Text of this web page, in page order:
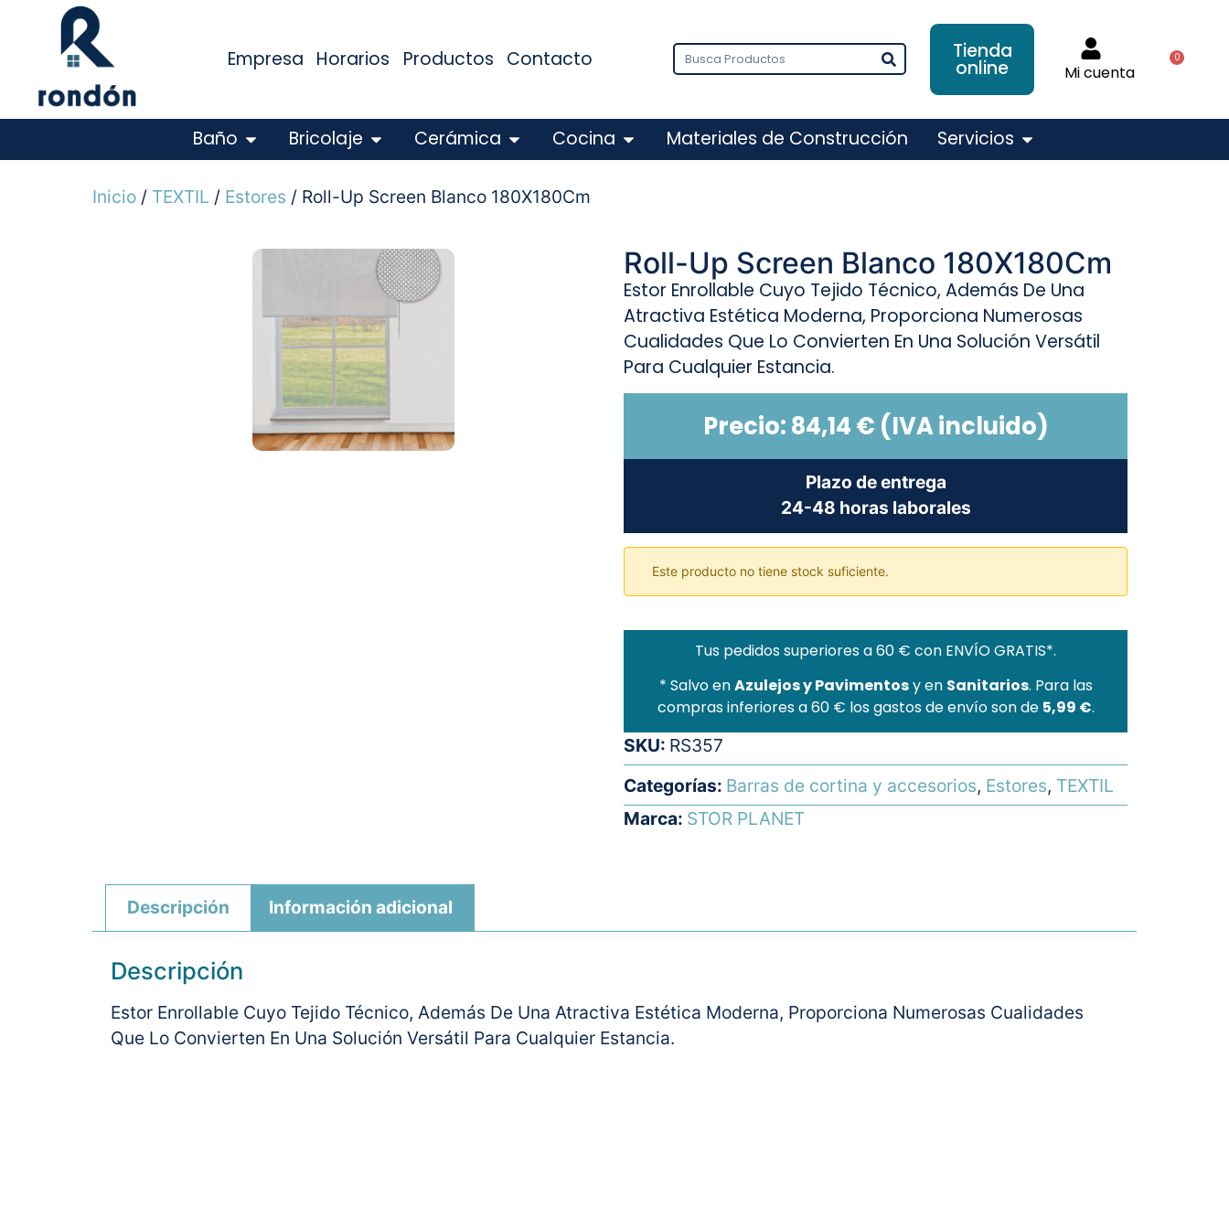
Empresa Horarios Productos Contacto Tienda
online Mi cuenta
0
Baño Bricolaje Cerámica Cocina Materiales de Construcción Servicios
Inicio/ TEXTIL / Estores / Roll-Up Screen Blanco 180X180Cm
Roll-Up Screen Blanco 180X180Cm
Estor Enrollable Cuyo Tejido Técnico, Además De Una
Atractiva Estética Moderna, Proporciona Numerosas
Cualidades Que Lo Convierten En Una Solución Versátil
Para Cualquier Estancia.
Precio:84,14€ (IVA incluido)
Plazo de entrega
24-48 horas laborales
Este producto no tiene stock suficiente.
Tus pedidos superiores a 60 € con ENVÍO GRATIS*.
* Salvo enAzulejos y Pavimentosy en Sanitarios. Para las
compras inferiores a 60 € los gastos de envío son de 5,99 €.
SKU: RS357
Categorías: Barras de cortina y accesorios, Estores, TEXTIL
Marca: STOR PLANET
Descripción Información adicional
Descripción
Estor Enrollable Cuyo Tejido Técnico, Además De Una Atractiva Estética Moderna, Proporciona Numerosas Cualidades
Que Lo Convierten En Una Solución Versátil Para Cualquier Estancia.